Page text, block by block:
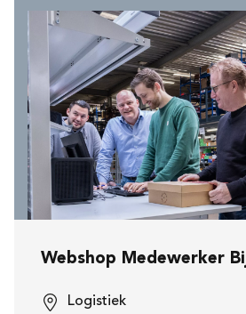
Webshop Medewerker
Logistiek